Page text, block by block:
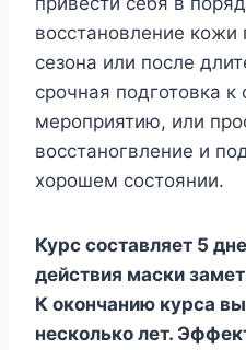
восстановление кожи
сезона или после
срочная подготовка к
мероприятию, или
восстаногвление и
хорошем состоянии.
Курс составляет 5
действия маски
К окончанию курса
несколько лет.